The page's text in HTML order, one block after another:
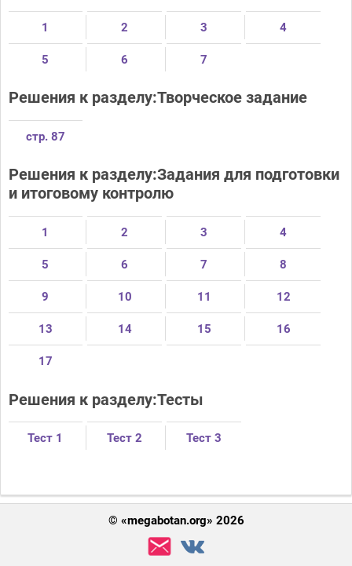
1 2 3 4
5 6 7
Решения к разделу:Творческое задание
стр. 87
Решения к разделу:Задания для подготовки
и итоговому контролю
1 2 3 4
5 6 7 8
9 10 11 12
13 14 15 16
17
Решения к разделу:Тесты
Тест 1 Тест 2 Тест 3
© «megabotan.org» 2026